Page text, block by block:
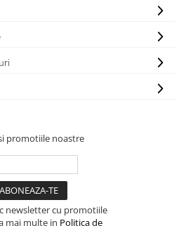
promotiile noastre
newsletter cu promotiile
mai multe in Politica de